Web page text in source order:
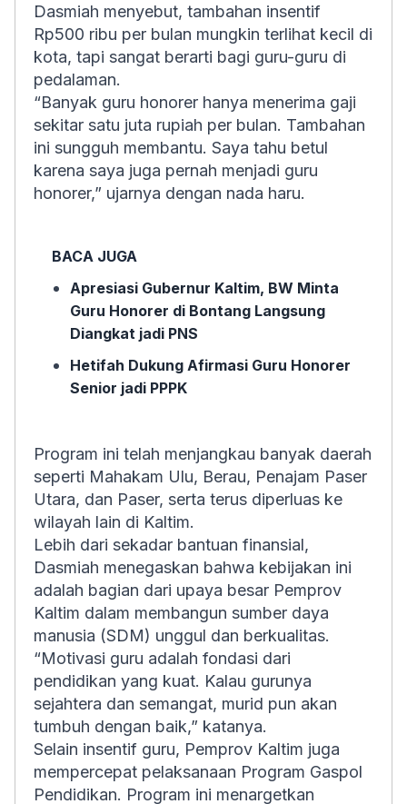
Dasmiah menyebut, tambahan insentif
Rp500 ribu per bulan mungkin terlihat kecil di
kota, tapi sangat berarti bagi guru-guru di
pedalaman.
“Banyak guru honorer hanya menerima gaji
sekitar satu juta rupiah per bulan. Tambahan
ini sungguh membantu. Saya tahu betul
karena saya juga pernah menjadi guru
honorer,” ujarnya dengan nada haru.
BACA JUGA
Apresiasi Gubernur Kaltim, BW Minta
Guru Honorer di Bontang Langsung
Diangkat jadi PNS
Hetifah Dukung Afirmasi Guru Honorer
Senior jadi PPPK
Program ini telah menjangkau banyak daerah
seperti Mahakam Ulu, Berau, Penajam Paser
Utara, dan Paser, serta terus diperluas ke
wilayah lain di Kaltim.
Lebih dari sekadar bantuan finansial,
Dasmiah menegaskan bahwa kebijakan ini
adalah bagian dari upaya besar Pemprov
Kaltim dalam membangun sumber daya
manusia (SDM) unggul dan berkualitas.
“Motivasi guru adalah fondasi dari
pendidikan yang kuat. Kalau gurunya
sejahtera dan semangat, murid pun akan
tumbuh dengan baik,” katanya.
Selain insentif guru, Pemprov Kaltim juga
mempercepat pelaksanaan Program Gaspol
Pendidikan. Program ini menargetkan